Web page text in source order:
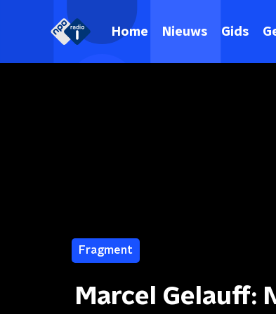
Home Nieuws Gids
Fragment
Marcel Gelauff: